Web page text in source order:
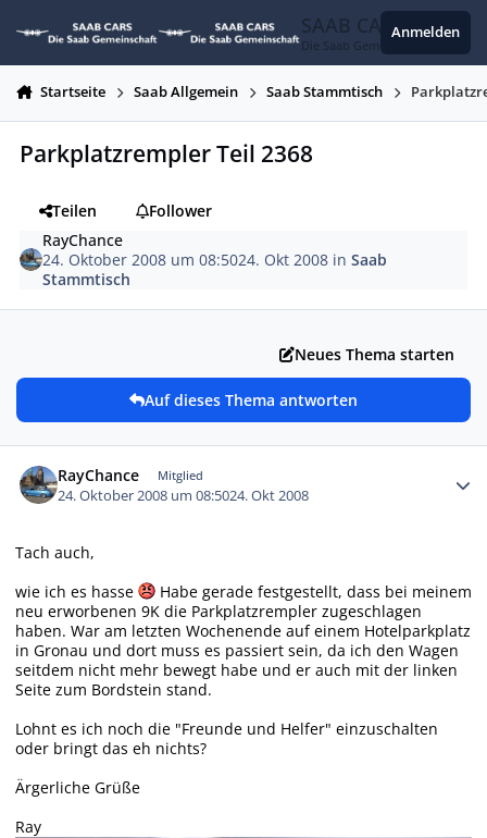
SAAB CARS
Die Saab Gemeinschaft
Anmelden
Startseite Saab Allgemein Saab Stammtisch
Parkplatzrempler Teil 2368
Teilen
Follower
RayChance
24. Oktober 2008 um 08:5024. Okt 2008 inSaab
Stammtisch
Neues Thema starten
Auf dieses Thema antworten
RayChance Mitglied
24. Oktober 2008 um 08:5024. Okt 2008
Tach auch,
wie ich es hasse
Habe gerade festgestellt, dass bei meinem
neu erworbenen 9K die Parkplatzrempler zugeschlagen
haben. War am letzten Wochenende auf einem Hotelparkplatz
in Gronau und dort muss es passiert sein, da ich den Wagen
seitdem nicht mehr bewegt habe und er auch mit der linken
Seite zum Bordstein stand.
Lohnt es ich noch die "Freunde und Helfer" einzuschalten
oder bringt das eh nichts?
Ärgerliche Grüße
Ray